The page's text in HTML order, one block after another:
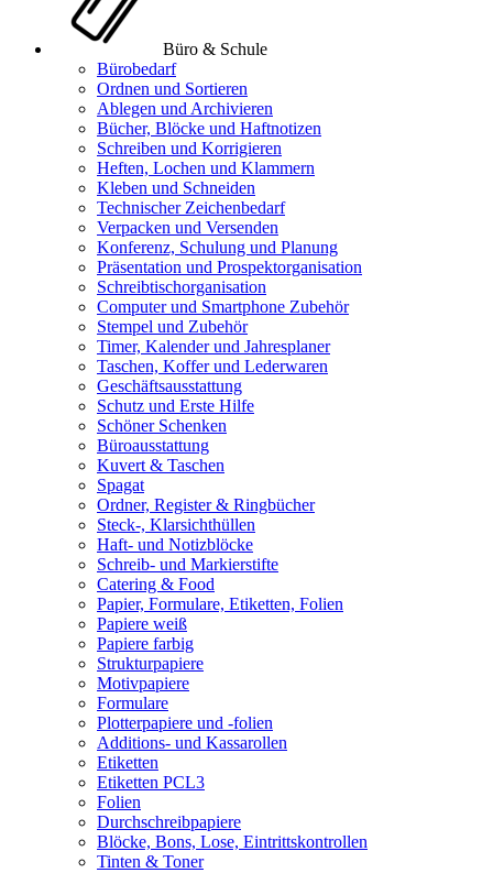
Büro & Schule
Bürobedarf
Ordnen und Sortieren
Ablegen und Archivieren
Bücher, Blöcke und Haftnotizen
Schreiben und Korrigieren
Heften, Lochen und Klammern
Kleben und Schneiden
Technischer Zeichenbedarf
Verpacken und Versenden
Konferenz, Schulung und Planung
Präsentation und Prospektorganisation
Schreibtischorganisation
Computer und Smartphone Zubehör
Stempel und Zubehör
Timer, Kalender und Jahresplaner
Taschen, Koffer und Lederwaren
Geschäftsausstattung
Schutz und Erste Hilfe
Schöner Schenken
Büroausstattung
Kuvert & Taschen
Spagat
Ordner, Register & Ringbücher
Steck-, Klarsichthüllen
Haft- und Notizblöcke
Schreib- und Markierstifte
Catering & Food
Papier, Formulare, Etiketten, Folien
Papiere weiß
Papiere farbig
Strukturpapiere
Motivpapiere
Formulare
Plotterpapiere und -folien
Additions- und Kassarollen
Etiketten
Etiketten PCL3
Folien
Durchschreibpapiere
Blöcke, Bons, Lose, Eintrittskontrollen
Tinten & Toner